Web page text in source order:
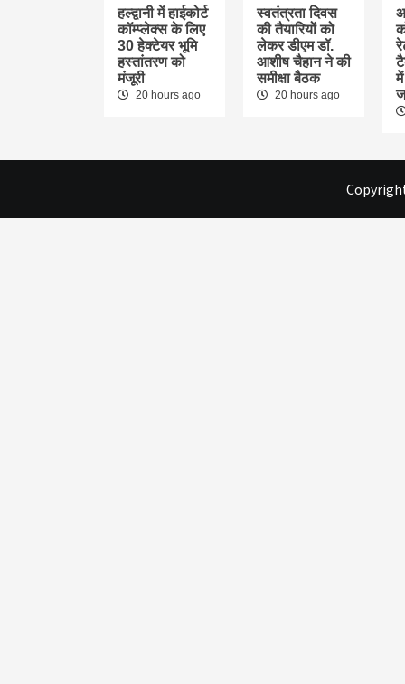
हल्द्वानी में हाईकोर्ट
कॉम्प्लेक्स के लिए
30 हेक्टेयर भूमि
हस्तांतरण को
मंजूरी
20 hours ago
स्वतंत्रता दिवस
की तैयारियों को
लेकर डीएम डॉ.
आशीष चैहान ने की
समीक्षा बैठक
20 hours ago
में